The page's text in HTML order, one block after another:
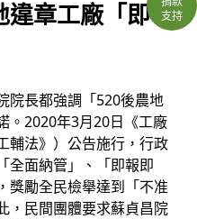
支持
違章工廠「即
院長都強調「520後農地
。2020年3月20日《工廠
輔法》）公告施行，行政
全面納管」、「即報即
獎勵全民檢舉達到「不准
，民間團體要求蘇貞昌院